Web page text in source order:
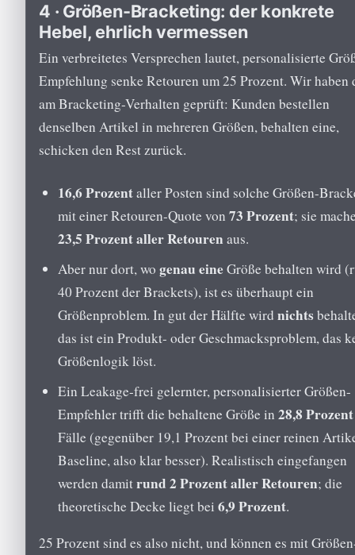
4 · Größen-Bracketing: der konkrete
Hebel, ehrlich vermessen
Ein verbreitetes Versprechen lautet, personalisierte
Empfehlung senke Retouren um 25 Prozent. Wir haben
am Bracketing-Verhalten geprüft: Kunden bestellen
denselben Artikel in mehreren Größen, behalten eine,
schicken den Rest zurück.
16,6 Prozentaller Posten sind solche Größen-
mit einer Retouren-Quote von73 Prozent; sie
23,5 Prozent aller Retouren aus.
Aber nur dort, wogenau eine Größe behalten wird
40 Prozent der Brackets), ist es überhaupt ein
Größenproblem. In gut der Hälfte wirdnichts
das ist ein Produkt- oder Geschmacksproblem, das
Größenlogik löst.
Ein Leakage-frei gelernter, personalisierter Größen-
Empfehler trifft die behaltene Größe in28,8 Prozent
Fälle (gegenüber 19,1 Prozent bei einer reinen
Baseline, also klar besser). Realistisch eingefangen
werden damitrund 2 Prozent aller Retouren; die
theoretische Decke liegt bei6,9 Prozent.
25 Prozent sind es also nicht, und können es mit